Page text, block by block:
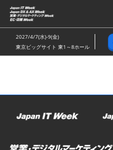
ス
キ
ッ
し
む
2027/4/7(水)-9(金)
東京ビッグサイト 東1～8ホール